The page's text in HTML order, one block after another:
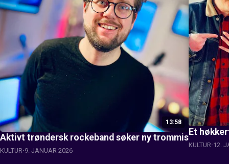
13:58
Aktivt trøndersk rockeband søker ny trommis
KULTUR 9. JANUAR 2026
Et
KULTUR 12.